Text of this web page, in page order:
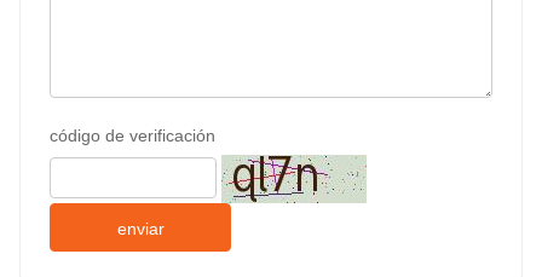
código de verificación
enviar